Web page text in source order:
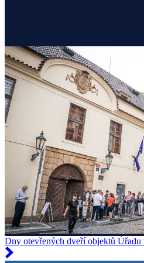
Dny otevřených dveří objektů Úřadu